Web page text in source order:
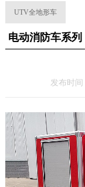
UTV全地形车
电动消防车系列
发布时间